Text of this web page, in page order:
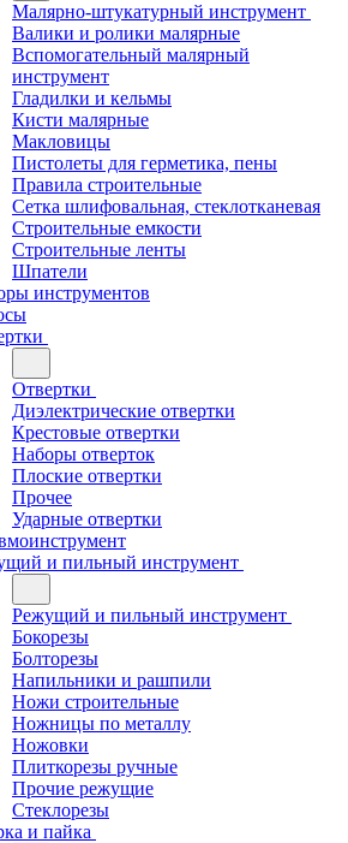
Малярно-штукатурный инструмент
Валики и ролики малярные
Вспомогательный малярный
инструмент
Гладилки и кельмы
Кисти малярные
Макловицы
Пистолеты для герметика, пены
Правила строительные
Сетка шлифовальная, стеклотканевая
Строительные емкости
Строительные ленты
Шпатели
инструментов
Отвертки
Диэлектрические отвертки
Крестовые отвертки
Наборы отверток
Плоские отвертки
Прочее
Ударные отвертки
и пильный инструмент
Режущий и пильный инструмент
Бокорезы
Болторезы
Напильники и рашпили
Ножи строительные
Ножницы по металлу
Ножовки
Плиткорезы ручные
Прочие режущие
Стеклорезы
и пайка